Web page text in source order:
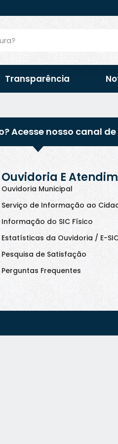
Transparência
Acesse nosso canal
Ouvidoria E
Ouvidoria Municipal
Serviço de Informação ao
Informação do SIC Físico
Estatísticas da Ouvidoria / E-
Pesquisa de Satisfação
Perguntas Frequentes